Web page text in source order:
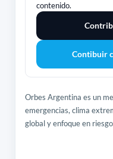
contenido.
Contibuir
Orbes Argentina es un
emergencias, clima
global y enfoque en